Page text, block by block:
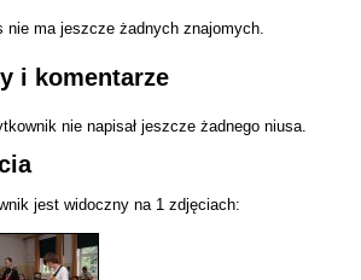
nie ma jeszcze żadnych znajomych.
i komentarze
nie napisał jeszcze żadnego niusa.
jest widoczny na 1 zdjęciach: